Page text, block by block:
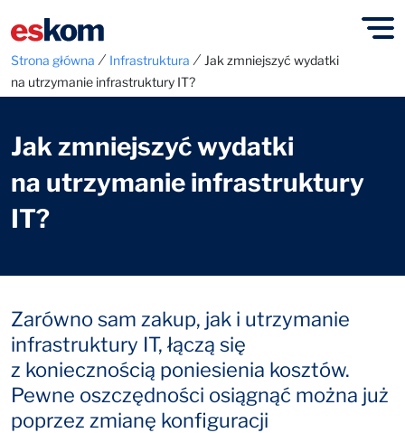
Strona główna ⁄ Infrastruktura ⁄ Jak zmniejszyć wydatki
na utrzymanie infrastruktury IT?
Jak zmniejszyć wydatki
na utrzymanie infrastruktury
IT?
Zarówno sam zakup, jak i utrzymanie
infrastruktury IT, łączą się
z koniecznością poniesienia kosztów.
Pewne oszczędności osiągnąć można już
poprzez zmianę konfiguracji